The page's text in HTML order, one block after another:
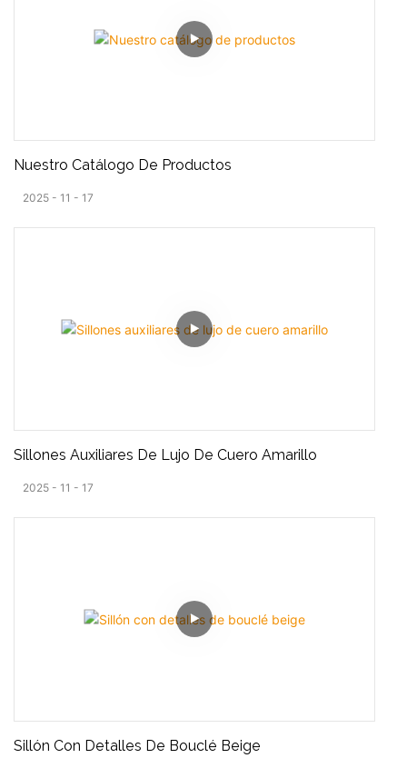
Nuestro Catálogo De Productos
2025 11 17
Sillones Auxiliares De Lujo De Cuero Amarillo
2025 11 17
Sillón Con Detalles De Bouclé Beige